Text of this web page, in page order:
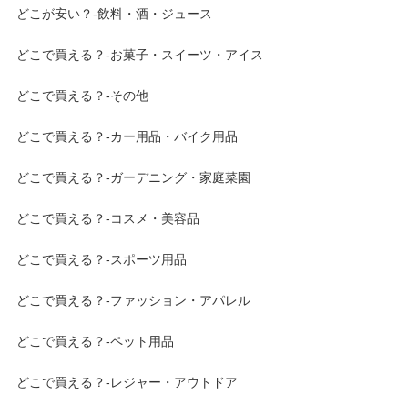
どこが安い？-飲料・酒・ジュース
どこで買える？-お菓子・スイーツ・アイス
どこで買える？-その他
どこで買える？-カー用品・バイク用品
どこで買える？-ガーデニング・家庭菜園
どこで買える？-コスメ・美容品
どこで買える？-スポーツ用品
どこで買える？-ファッション・アパレル
どこで買える？-ペット用品
どこで買える？-レジャー・アウトドア